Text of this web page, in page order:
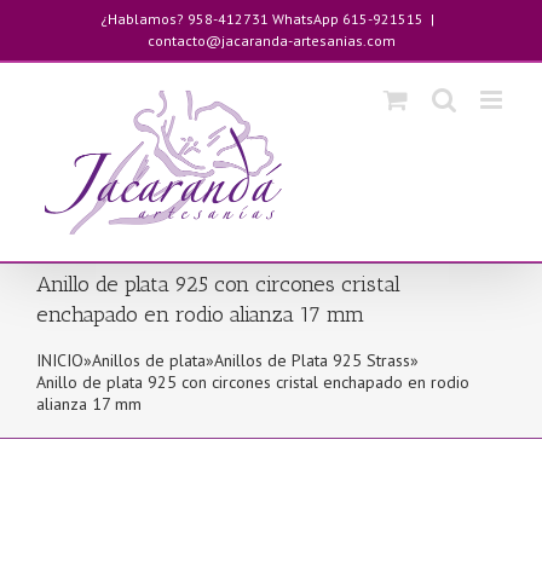
contenido
¿Hablamos? 958-412731 WhatsApp 615-921515 |
contacto@jacaranda-artesanias.com
Anillo de plata 925 con circones cristal
enchapado en rodio alianza 17 mm
INICIO»Anillos de plata»Anillos de Plata 925 Strass»
Anillo de plata 925 con circones cristal enchapado en rodio
alianza 17 mm